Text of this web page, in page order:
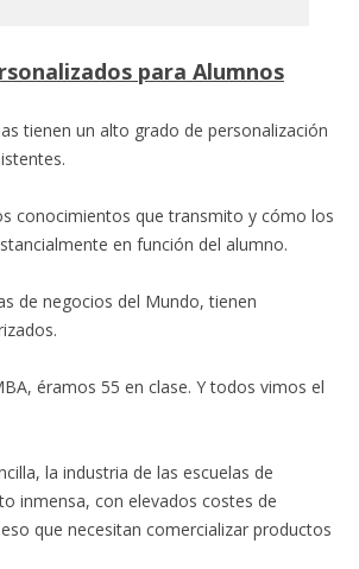
para Alumnos
tienen un alto grado de personalización
conocimientos que transmito y cómo los
en función del alumno.
de negocios del Mundo, tienen
éramos 55 en clase. Y todos vimos el
la industria de las escuelas de
inmensa, con elevados costes de
que necesitan comercializar productos